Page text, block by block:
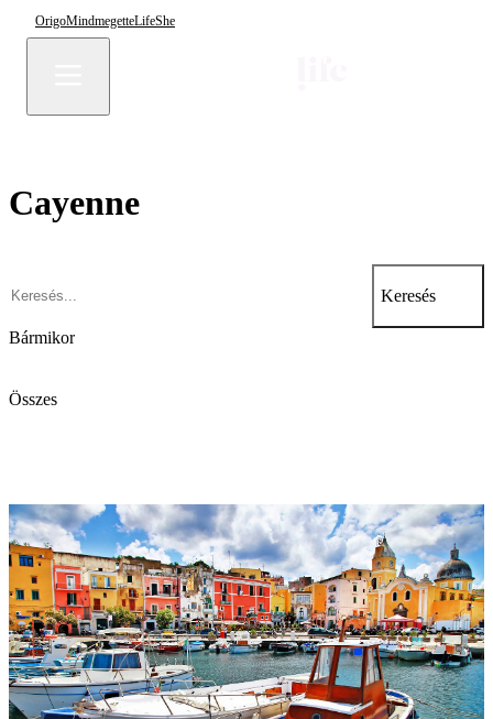
OrigoMindmegetteLifeShe
Cayenne
Keresés
Bármikor
Összes